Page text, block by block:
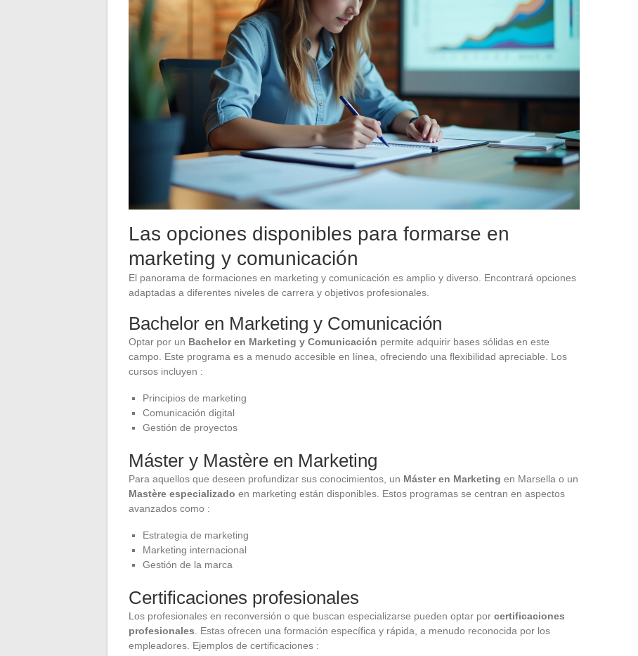
Las opciones disponibles para formarse en
marketing y comunicación
El panorama de formaciones en marketing y comunicación es amplio y diverso. Encontrará opciones
adaptadas a diferentes niveles de carrera y objetivos profesionales.
Bachelor en Marketing y Comunicación
Optar por un Bachelor en Marketing y Comunicación permite adquirir bases sólidas en este
campo. Este programa es a menudo accesible en línea, ofreciendo una flexibilidad apreciable. Los
cursos incluyen :
Principios de marketing
Comunicación digital
Gestión de proyectos
Máster y Mastère en Marketing
Para aquellos que deseen profundizar sus conocimientos, un Máster en Marketing en Marsella o un
Mastère especializado en marketing están disponibles. Estos programas se centran en aspectos
avanzados como :
Estrategia de marketing
Marketing internacional
Gestión de la marca
Certificaciones profesionales
Los profesionales en reconversión o que buscan especializarse pueden optar por certificaciones
profesionales . Estas ofrecen una formación específica y rápida, a menudo reconocida por los
empleadores. Ejemplos de certificaciones :